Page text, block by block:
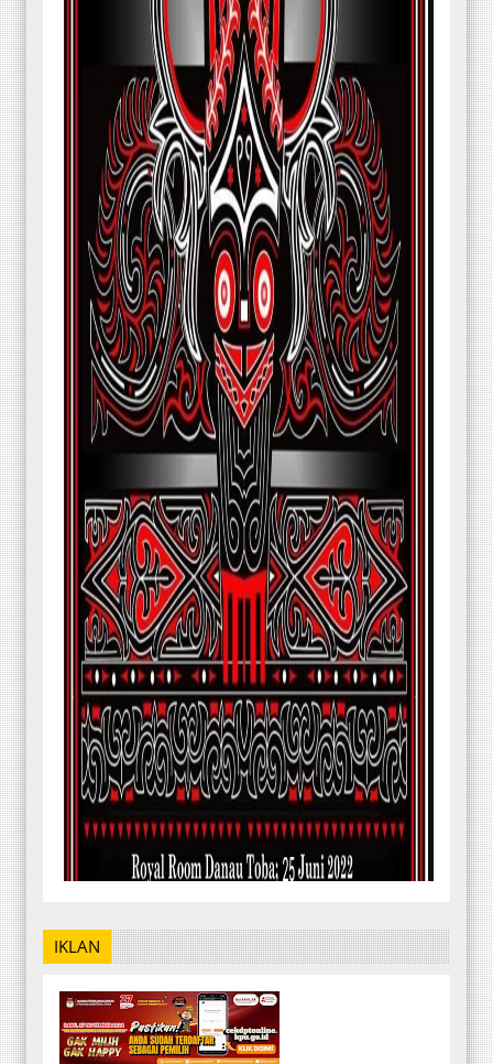
IKLAN